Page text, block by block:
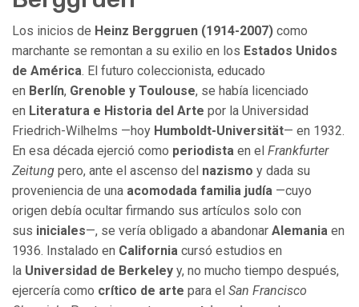
Los inicios de Heinz Berggruen (1914-2007) como
marchante se remontan a su exilio en los Estados Unidos
de América. El futuro coleccionista, educado
en Berlín, Grenoble y Toulouse, se había licenciado
en Literatura e Historia del Arte por la Universidad
Friedrich-Wilhelms —hoy Humboldt-Universität— en 1932.
En esa década ejerció como periodista en el Frankfurter
Zeitung pero, ante el ascenso del nazismo y dada su
proveniencia de una acomodada familia judía —cuyo
origen debía ocultar firmando sus artículos solo con
sus iniciales—, se vería obligado a abandonar Alemania en
1936. Instalado en California cursó estudios en
la Universidad de Berkeley y, no mucho tiempo después,
ejercería como crítico de arte para el San Francisco